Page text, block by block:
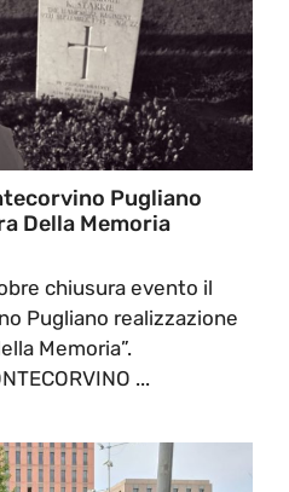
Pugliano
Della Memoria
chiusura evento il
Pugliano realizzazione
Memoria”.
...